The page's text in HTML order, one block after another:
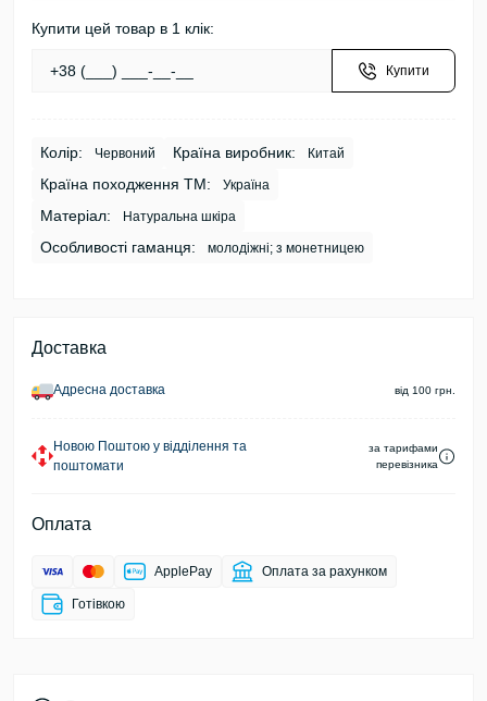
Купити цей товар в 1 клік:
Купити
Колір: Червоний Країна виробник: Китай
Країна походження ТМ: Україна
Матеріал: Натуральна шкіра
Особливості гаманця: молодіжні; з монетницею
Доставка
Адресна доставка від 100 грн.
Новою Поштою у відділення та
поштомати
за тарифами
перевізника
Оплата
ApplePay Оплата за рахунком
Готівкою